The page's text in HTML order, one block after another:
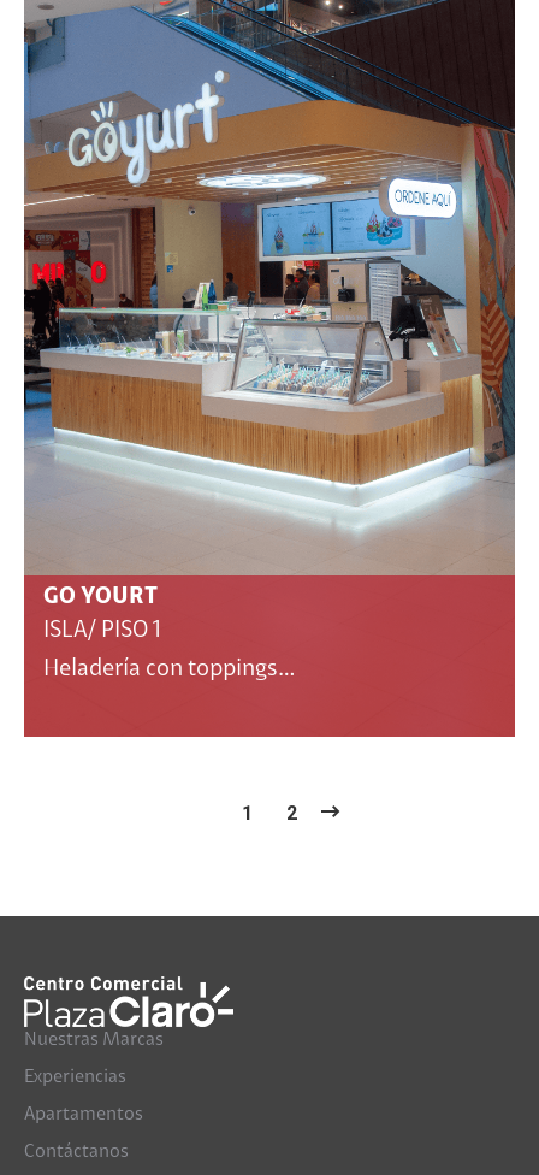
GO YOURT
ISLA/ PISO 1
Heladería con toppings…
1 2
Nuestras Marcas
Experiencias
Apartamentos
Contáctanos